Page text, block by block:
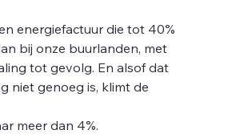
energiefactuur die tot 40%
bij onze buurlanden, met
tot gevolg. En alsof dat
niet genoeg is, klimt de
meer dan 4%.